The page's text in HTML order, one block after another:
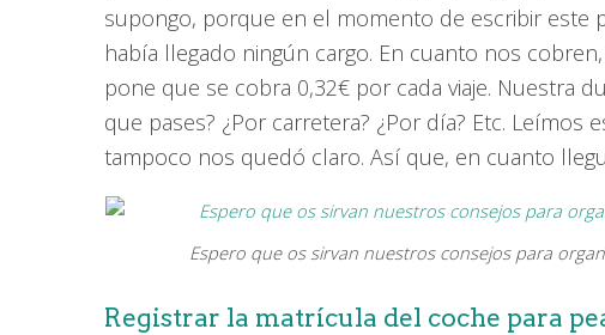
supongo, porque en el momento de escribir este
había llegado ningún cargo. En cuanto nos
pone que se cobra 0,32€ por cada viaje. Nuestra
que pases? ¿Por carretera? ¿Por día? Etc. Leímos
tampoco nos quedó claro. Así que, en cuanto
Espero que os sirvan nuestros consejos para
Registrar la matrícula del coche para